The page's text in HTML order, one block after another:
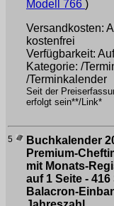
Modell 766 )
Versandkosten:
kostenfrei
Verfügbarkeit:
Kategorie: /
/Terminkalender
Seit der
erfolgt sein**/Link*
5
Buchkalender
Premium-
mit Monats-
auf 1 Seite -
Balacron-